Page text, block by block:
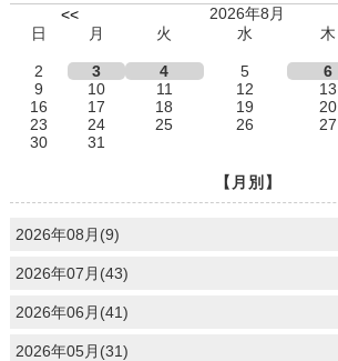
<<
2026年8月
日
月 火 水 木
2
3 4 5 6
9
10 11 12 13
16
17 18 19 20
23
24 25 26 27
30
31
【月別】
2026年08月(9)
2026年07月(43)
2026年06月(41)
2026年05月(31)